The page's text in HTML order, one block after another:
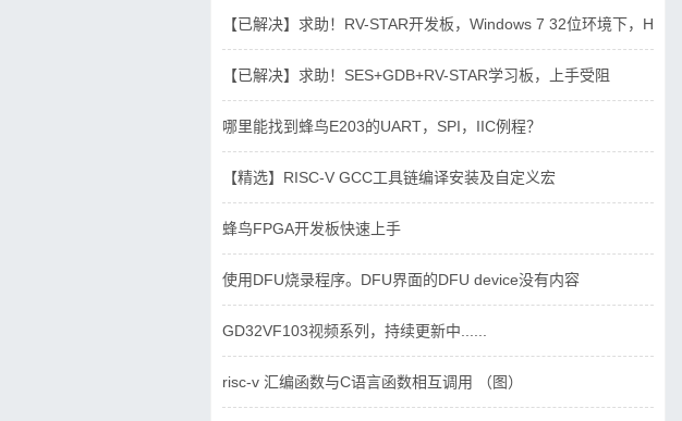
【已解决】求助！RV-STAR开发板，Windows 7 32位环境下，
【已解决】求助！SES+GDB+RV-STAR学习板，上手受阻
哪里能找到蜂鸟E203的UART，SPI，IIC例程？
【精选】RISC-V GCC工具链编译安装及自定义宏
蜂鸟FPGA开发板快速上手
使用DFU烧录程序。DFU界面的DFU device没有内容
GD32VF103视频系列，持续更新中......
risc-v 汇编函数与C语言函数相互调用 （图）